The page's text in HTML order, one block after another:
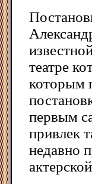
театре
которым
первым
привлек
недавно